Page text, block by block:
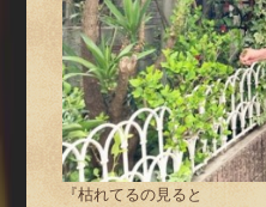
『枯れてるの見ると